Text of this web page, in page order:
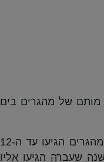
מותם של מהגרים בים
ההגירה הבלתי חוקית לאיטליה דרך הים ירדה ב-62% בשנת 2024 – 37,000 מהגרים הגיעו עד ה-12
ב-2023. באי למפדוזה, שבשנה שעברה הגיעו אליו